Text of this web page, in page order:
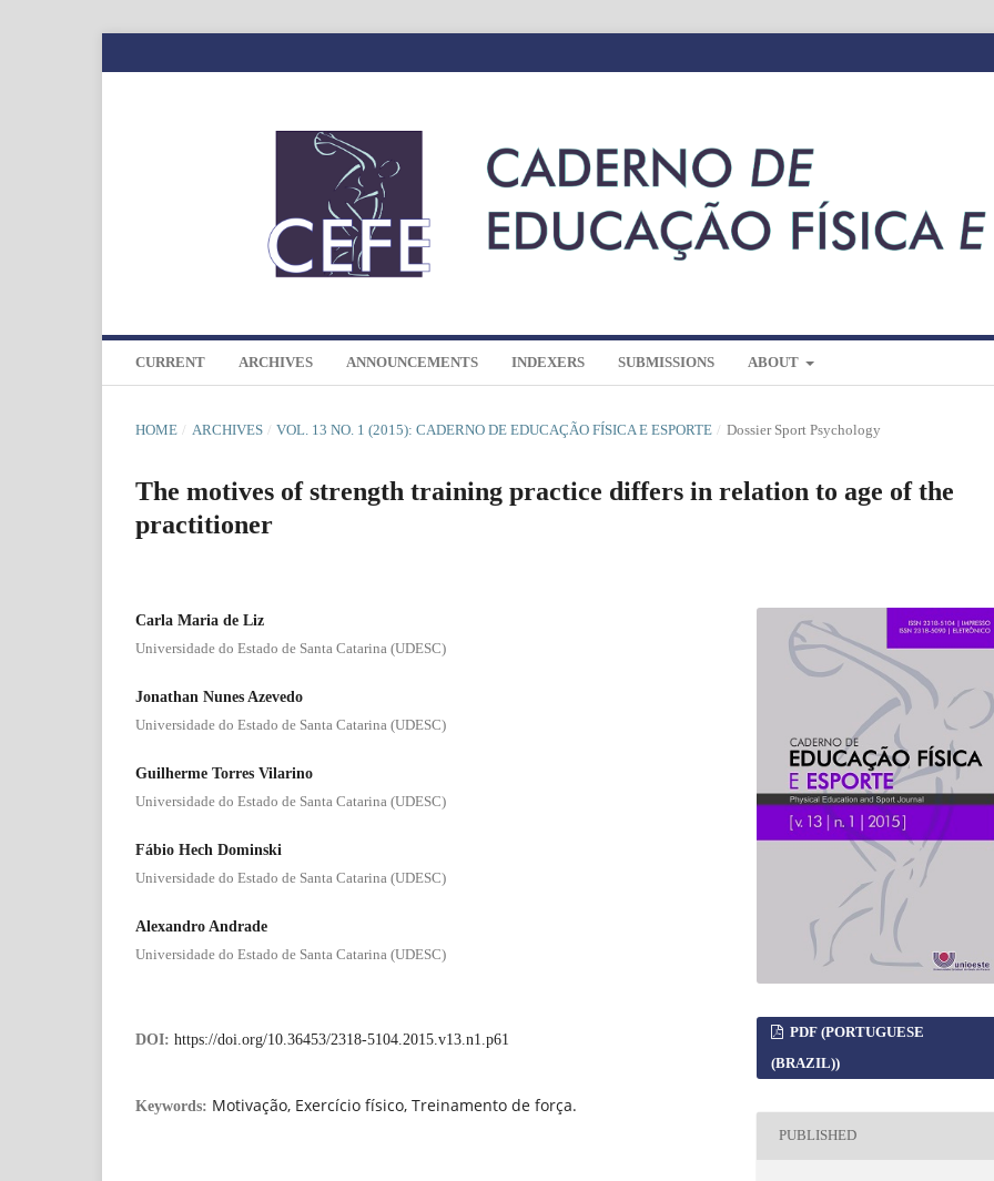
CURRENT ARCHIVES ANNOUNCEMENTS INDEXERS SUBMISSIONS ABOUT
HOME / ARCHIVES / VOL. 13 NO. 1 (2015): CADERNO DE EDUCAÇÃO FÍSICA E ESPORTE / Dossier Sport Psychology
The motives of strength training practice differs in relation to age of the
practitioner
Carla Maria de Liz
Universidade do Estado de Santa Catarina (UDESC)
Jonathan Nunes Azevedo
Universidade do Estado de Santa Catarina (UDESC)
Guilherme Torres Vilarino
Universidade do Estado de Santa Catarina (UDESC)
Fábio Hech Dominski
Universidade do Estado de Santa Catarina (UDESC)
Alexandro Andrade
Universidade do Estado de Santa Catarina (UDESC)
DOI: https://doi.org/10.36453/2318-5104.2015.v13.n1.p61
Keywords: Motivação, Exercício físico, Treinamento de força.
PDF (PORTUGUESE
(BRAZIL))
PUBLISHED